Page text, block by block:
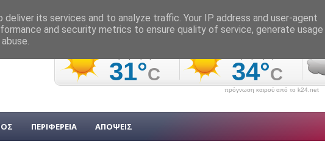
πρόγνωση καιρού από το k24.net
ΠΕΡΙΦΕΡΕΙΑ ΑΠΟΨΕΙΣ
its services and to analyze traffic. Your IP address and user-agent
and security metrics to ensure quality of service, generate usage